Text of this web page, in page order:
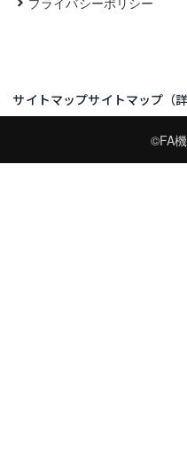
サイトマップサイトマップ（詳
©FA